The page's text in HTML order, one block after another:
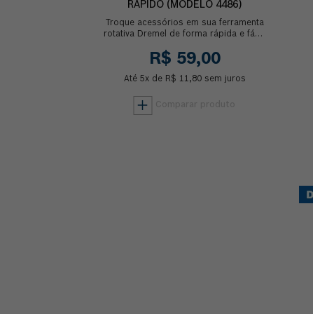
RÁPIDO (MODELO 4486)
Troque acessórios em sua ferramenta
rotativa Dremel de forma rápida e fácil,
poder ...
R$ 59,00
Até5x de R$ 11,80 sem juros